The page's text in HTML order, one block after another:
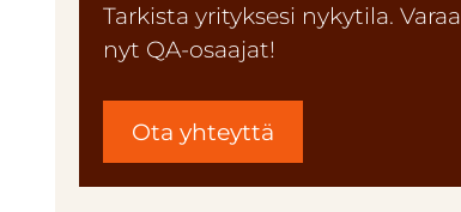
Tarkista yrityksesi nykytila. Varaa
nyt QA-osaajat!
Ota yhteyttä